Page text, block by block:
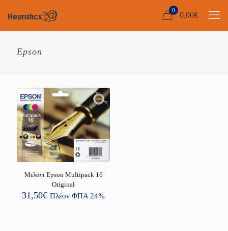
0
0,00€
Epson
Μελάνι Epson Multipack 16
Original
31,50€ Πλέον ΦΠΑ 24%